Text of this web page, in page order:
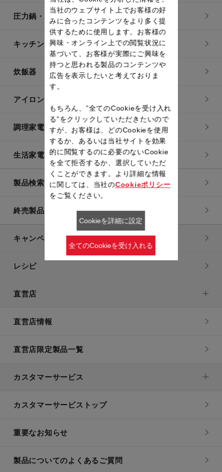
圧力鍋・電気圧力鍋
キッチン用品
炊飯器
アイロン・衣類スチーマー
調理家電
生活家電
製品検索一覧
終売製品一覧
キャンペーン・特集
レシピ
直営店
直営店情報
直営店限定製品一覧
カスタマーサービス
カスタマーサービストップ
重要なお知らせ
製品についてのよくあるご質問
当社のウェブサイト上でお客様の好
みに合ったコンテンツをより多く提
供するために使用します。お客様の
興味・オンライン上での閲覧状況に
基づいて、お客様が実際にご興味を
持つと思われる製品のコンテンツや
広告を表示したいと考えておりま
す。
もちろん、”全てのCookieを受け入れ
る”をクリックしていただきたいので
すが、お客様は、どのCookieを使用
するか、あるいは当社サイトを効果
的に閲覧するのに必要のないCookie
を全て拒否するか、選択していただ
くことができます。より詳細な情報
に関しては、当社のCookieポリシー
をご覧ください。
Cookieを詳細に設定
全てのCookieを受け入れる